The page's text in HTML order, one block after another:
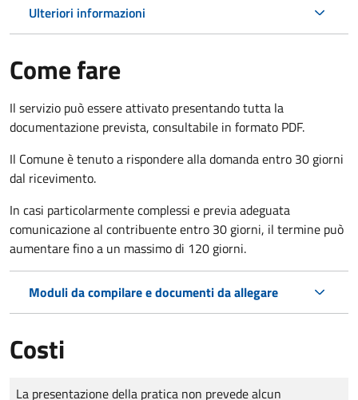
Ulteriori informazioni
Come fare
Il servizio può essere attivato presentando tutta la
documentazione prevista, consultabile in formato PDF.
Il Comune è tenuto a rispondere alla domanda entro 30 giorni
dal ricevimento.
In casi particolarmente complessi e previa adeguata
comunicazione al contribuente entro 30 giorni, il termine può
aumentare fino a un massimo di 120 giorni.
Moduli da compilare e documenti da allegare
Costi
Tipo di pagamento
Importo
La presentazione della pratica non prevede alcun